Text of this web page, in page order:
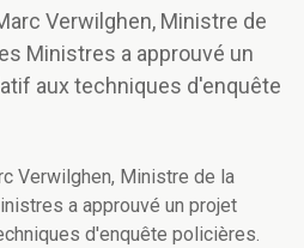
Verwilghen, Ministre de
Ministres a approuvé un
aux techniques d'enquête
Verwilghen, Ministre de la
a approuvé un projet
d'enquête policières.